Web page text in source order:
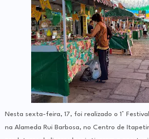
Nesta sexta-feira, 17, foi realizado o 1°
na Alameda Rui Barbosa, no Centro de